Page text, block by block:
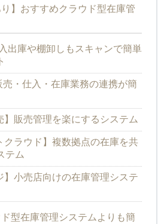
】おすすめクラウド型在庫管
出庫や棚卸しもスキャンで簡単
売・仕入・在庫業務の連携が簡
】販売管理を楽にするシステム
クラウド】複数拠点の在庫を共
テム
】小売店向けの在庫管理システ
型在庫管理システムよりも簡